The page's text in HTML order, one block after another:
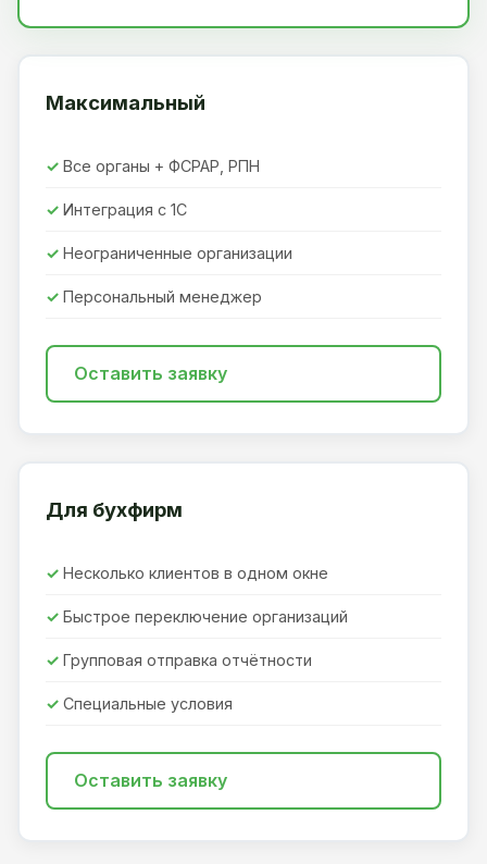
Максимальный
Все органы + ФСРАР, РПН
Интеграция с 1С
Неограниченные организации
Персональный менеджер
Оставить заявку
Для бухфирм
Несколько клиентов в одном окне
Быстрое переключение организаций
Групповая отправка отчётности
Специальные условия
Оставить заявку